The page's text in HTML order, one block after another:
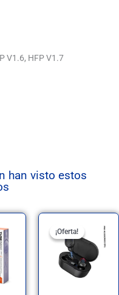
V1.6, HFP V1.7
han visto estos
¡Oferta!
¡Oferta!
precio
era:
S/
precio
actual
es:
S/
producto
tiene